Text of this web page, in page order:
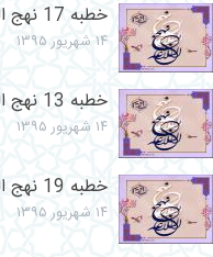
خطبه 17 نهج البلاغه
۱۴ شهریور ۱۳۹۵
خطبه 13 نهج البلاغه
۱۴ شهریور ۱۳۹۵
خطبه 19 نهج البلاغه
۱۴ شهریور ۱۳۹۵